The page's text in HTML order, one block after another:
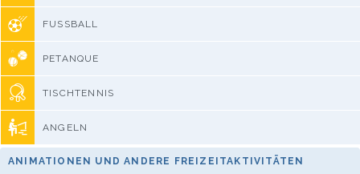
FUSSBALL
PETANQUE
TISCHTENNIS
ANGELN
ANIMATIONEN UND ANDERE FREIZEITAKTIVITÄTEN